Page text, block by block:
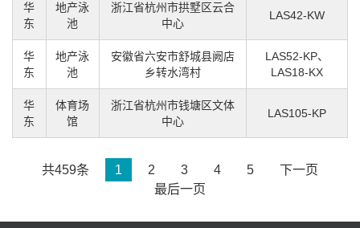
华
东
地产泳
池
浙江省杭州市拱墅区云合
中心
LAS42-KW
华
东
地产泳
池
安徽省六安市舒城县阙店
乡转水湾村
LAS52-KP、
LAS18-KX
华
东
体育场
馆
浙江省杭州市钱塘区文体
中心
LAS105-KP
共459条 1 2 3 4 5
下一页
最后一页